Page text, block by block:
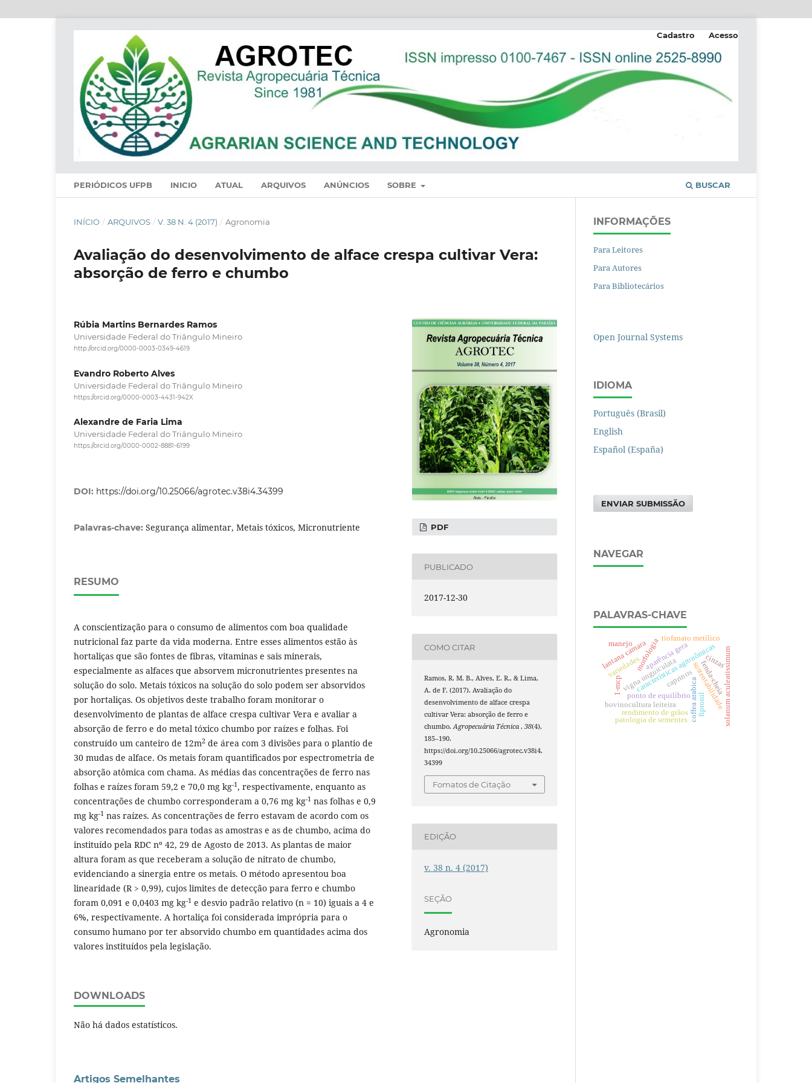
PERIÓDICOS UFPB INICIO ATUAL ARQUIVOS ANÚNCIOS SOBRE BUSCAR
Cadastro Acesso
INÍCIO / ARQUIVOS / V. 38 N. 4 (2017) / Agronomia
Avaliação do desenvolvimento de alface crespa cultivar Vera:
absorção de ferro e chumbo
Rúbia Martins Bernardes Ramos
Universidade Federal do Triângulo Mineiro
http://orcid.org/0000-0003-0349-4619
Evandro Roberto Alves
Universidade Federal do Triângulo Mineiro
https://orcid.org/0000-0003-4431-942X
Alexandre de Faria Lima
Universidade Federal do Triângulo Mineiro
https://orcid.org/0000-0002-8881-6199
DOI: https://doi.org/10.25066/agrotec.v38i4.34399
Palavras-chave: Segurança alimentar, Metais tóxicos, Micronutriente
RESUMO
A conscientização para o consumo de alimentos com boa qualidade
nutricional faz parte da vida moderna. Entre esses alimentos estão às
hortaliças que são fontes de fibras, vitaminas e sais minerais,
especialmente as alfaces que absorvem micronutrientes presentes na
solução do solo. Metais tóxicos na solução do solo podem ser absorvidos
por hortaliças. Os objetivos deste trabalho foram monitorar o
desenvolvimento de plantas de alface crespa cultivar Vera e avaliar a
absorção de ferro e do metal tóxico chumbo por raízes e folhas. Foi
construído um canteiro de 12m2 de área com 3 divisões para o plantio de
30 mudas de alface. Os metais foram quantificados por espectrometria de
absorção atômica com chama. As médias das concentrações de ferro nas
folhas e raízes foram 59,2 e 70,0 mg kg-1, respectivamente, enquanto as
concentrações de chumbo corresponderam a 0,76 mg kg-1 nas folhas e 0,9
mg kg-1 nas raízes. As concentrações de ferro estavam de acordo com os
valores recomendados para todas as amostras e as de chumbo, acima do
instituído pela RDC nº 42, 29 de Agosto de 2013. As plantas de maior
altura foram as que receberam a solução de nitrato de chumbo,
evidenciando a sinergia entre os metais. O método apresentou boa
linearidade (R > 0,99), cujos limites de detecção para ferro e chumbo
foram 0,091 e 0,0403 mg kg-1 e desvio padrão relativo (n = 10) iguais a 4 e
6%, respectivamente. A hortaliça foi considerada imprópria para o
consumo humano por ter absorvido chumbo em quantidades acima dos
valores instituídos pela legislação.
DOWNLOADS
Não há dados estatísticos.
PDF
PUBLICADO
2017-12-30
COMO CITAR
Ramos, R. M. B., Alves, E. R., & Lima,
A. de F. (2017). Avaliação do
desenvolvimento de alface crespa
cultivar Vera: absorção de ferro e
chumbo.Agropecuária Técnica,38(4),
185–190.
https://doi.org/10.25066/agrotec.v38i4.
34399
Fomatos de Citação
EDIÇÃO
v. 38 n. 4 (2017)
SEÇÃO
Agronomia
Artigos Semelhantes
INFORMAÇÕES
Para Leitores
Para Autores
Para Bibliotecários
Open Journal Systems
IDIOMA
Português (Brasil)
English
Español (España)
ENVIAR SUBMISSÃO
NAVEGAR
PALAVRAS-CHAVE
caprinos
características agronômicas
vigna unguiculata sustentabilidade
coffea arabica
ponto de equilíbrio
bovinocultura leiteira
aparência gera
1-mcp
morfologia
rendimento de grãos
variedades
fipronil
tiofanato metílico
patologia de sementes
lantana camara solanum aculeatissimum
fenda-cheia
manejo
cinzas